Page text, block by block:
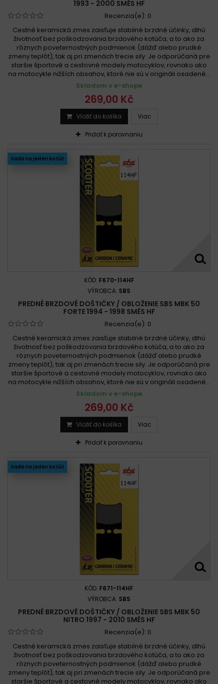
1993 - 2000 SMĚS HF
Recenzia(e): 0
Cestné keramická zmes zaisťuje stabilné brzdné účinky, dlhú
životnosť bez poškodzovania brzdového kotúča, a to ako za
rôznych poveternostných podmienok (dážď alebo prudké
zmeny teplôt), tak aj pri zmenách trecie sily. Je odporúčaná pre
staršie športové a cestovné modely motocyklov, rovnako ako
na motocykle nižších obsahov, ktoré nie sú v origináli osadené...
Skladom v e-shope
269,00 Kč
Vložiť do košíka Viac
Pridať k porovnaniu
Sada na jeden kotúč
KÓD: F670-114HF
VÝROBCA: SBS
PREDNÉ BRZDOVÉ DOŠTIČKY / OBLOŽENIE SBS MBK 50
FORTE 1994 - 1998 SMĚS HF
Recenzia(e): 0
Cestné keramická zmes zaisťuje stabilné brzdné účinky, dlhú
životnosť bez poškodzovania brzdového kotúča, a to ako za
rôznych poveternostných podmienok (dážď alebo prudké
zmeny teplôt), tak aj pri zmenách trecie sily. Je odporúčaná pre
staršie športové a cestovné modely motocyklov, rovnako ako
na motocykle nižších obsahov, ktoré nie sú v origináli osadené...
Skladom v e-shope
269,00 Kč
Vložiť do košíka Viac
Pridať k porovnaniu
Sada na jeden kotúč
KÓD: F671-114HF
VÝROBCA: SBS
PREDNÉ BRZDOVÉ DOŠTIČKY / OBLOŽENIE SBS MBK 50
NITRO 1997 - 2010 SMĚS HF
Recenzia(e): 0
Cestné keramická zmes zaisťuje stabilné brzdné účinky, dlhú
životnosť bez poškodzovania brzdového kotúča, a to ako za
rôznych poveternostných podmienok (dážď alebo prudké
zmeny teplôt), tak aj pri zmenách trecie sily. Je odporúčaná pre
staršie športové a cestovné modely motocyklov, rovnako ako